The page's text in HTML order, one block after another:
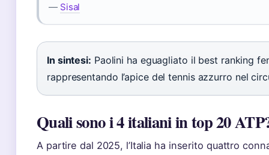
— Sisal
In sintesi: Paolini ha eguagliato il best ranking
rappresentando l’apice del tennis azzurro nel
Quali sono i 4 italiani in top 20
A partire dal 2025, l’Italia ha inserito quattro